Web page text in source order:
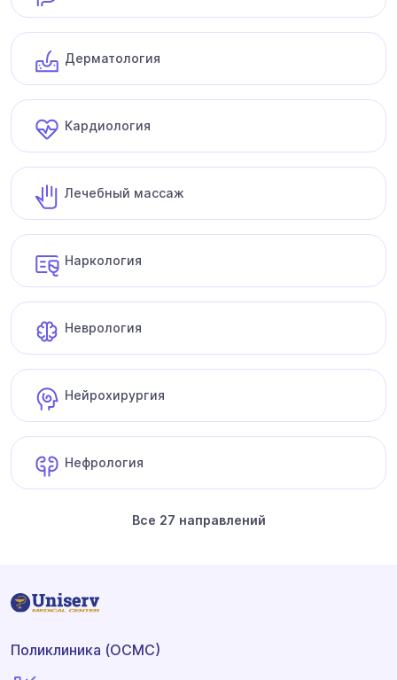
Дерматология
Кардиология
Лечебный массаж
Наркология
Неврология
Нейрохирургия
Нефрология
Все 27 направлений
Поликлиника (ОСМС)